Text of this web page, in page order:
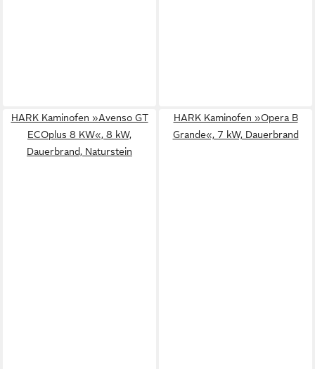
HARK Kaminofen »Avenso GT
ECOplus 8 KW«, 8 kW,
Dauerbrand, Naturstein
HARK Kaminofen »Opera B
Grande«, 7 kW, Dauerbrand